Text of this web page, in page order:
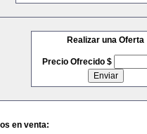
Realizar una Oferta
Precio Ofrecido $
en venta: